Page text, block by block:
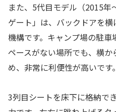
また、5代目モデル（2015年
ゲート」は、バックドアを
機構です。キャンプ場の駐
ペースがない場所でも、横
め、非常に利便性が高いです。
3列目シートを床下に格納で